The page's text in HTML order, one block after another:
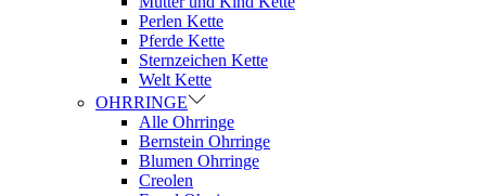
Perlen Kette
Pferde Kette
Sternzeichen Kette
Welt Kette
OHRRINGE
Alle Ohrringe
Bernstein Ohrringe
Blumen Ohrringe
Creolen